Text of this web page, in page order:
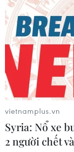
Tết cổ
lớn nhất của
14/04/2022 01:55
Tết Năm mới
vietnamplus.vn
Syria: Nổ xe
2 người chết